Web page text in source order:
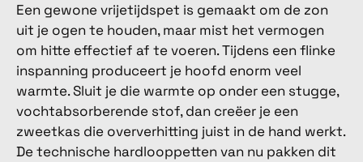
Een gewone vrijetijdspet is gemaakt om de zon
uit je ogen te houden, maar mist het vermogen
om hitte effectief af te voeren. Tijdens een flinke
inspanning produceert je hoofd enorm veel
warmte. Sluit je die warmte op onder een stugge,
vochtabsorberende stof, dan creëer je een
zweetkas die oververhitting juist in de hand werkt.
De technische hardlooppetten van nu pakken dit